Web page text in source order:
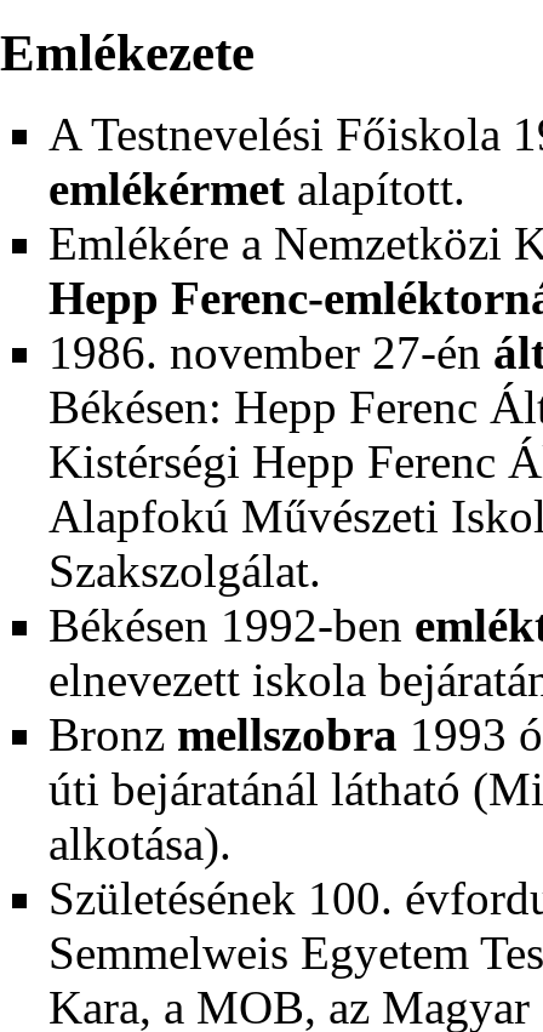
Emlékezete
A Testnevelési Főiskola
emlékérmet alapított.
Emlékére a Nemzetközi
Hepp Ferenc-
1986. november 27-én
Békésen: Hepp Ferenc
Kistérségi Hepp Ferenc
Alapfokú Művészeti
Szakszolgálat.
Békésen 1992-ben
elnevezett iskola
Bronz mellszobra 1993
úti bejáratánál látható
alkotása).
Születésének 100.
Semmelweis Egyetem
Kara, a MOB, az